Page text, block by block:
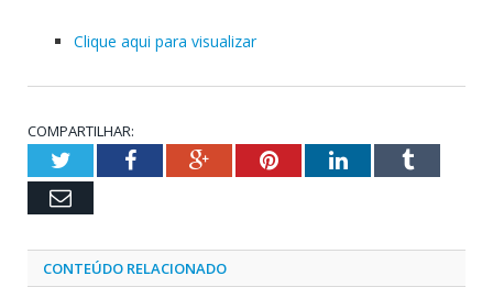
Clique aqui para visualizar
COMPARTILHAR:
TwitterFacebookGoogle+PinterestLinkedInTumblr
Email
CONTEÚDO RELACIONADO